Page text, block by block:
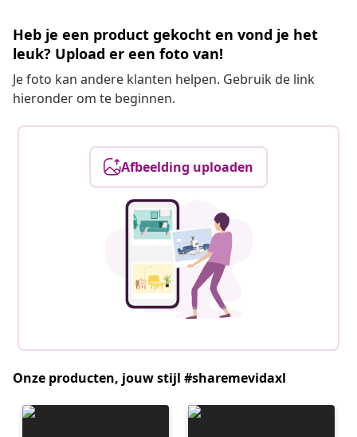
Heb je een product gekocht en vond je het
leuk? Upload er een foto van!
Je foto kan andere klanten helpen. Gebruik de link
hieronder om te beginnen.
Afbeelding uploaden
Onze producten, jouw stijl #sharemevidaxl